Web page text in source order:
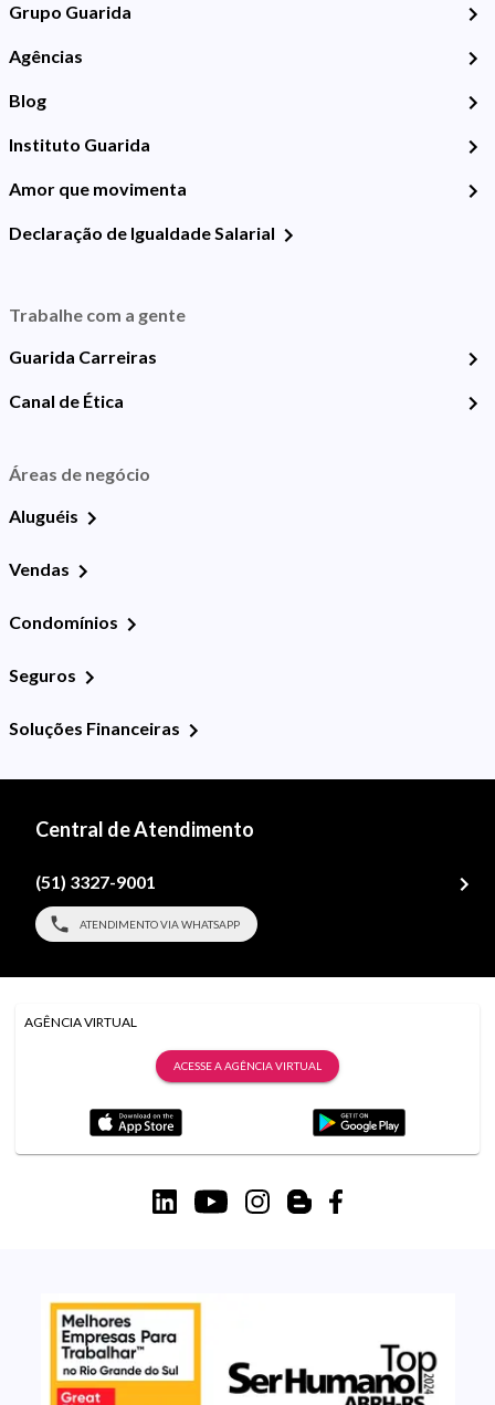
Grupo Guarida
Agências
Blog
Instituto Guarida
Amor que movimenta
Declaração de Igualdade Salarial
Trabalhe com a gente
Guarida Carreiras
Canal de Ética
Áreas de negócio
Aluguéis
Vendas
Condomínios
Seguros
Soluções Financeiras
Central de Atendimento
(51) 3327-9001
ATENDIMENTO VIA WHATSAPP
AGÊNCIA VIRTUAL
ACESSE A AGÊNCIA VIRTUAL